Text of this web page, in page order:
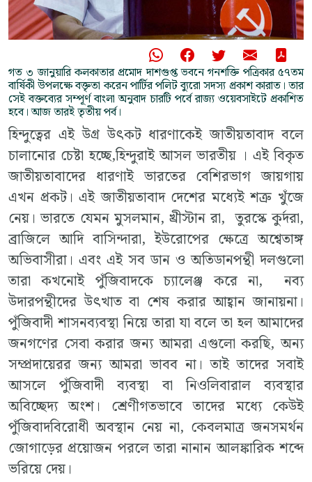
গত ৩ জানুয়ারি কলকাতার প্রমোদ দাশগুপ্ত ভবনে গনশক্তি পত্রিকার ৫৭তম
বার্ষিকী উপলক্ষে বক্তৃতা করেন পার্টির পলিট ব্যুরো সদস্য প্রকাশ কারাত। তার
সেই বক্তব্যের সম্পূর্ণ বাংলা অনুবাদ চারটি পর্বে রাজ্য ওয়েবসাইটে প্রকাশিত
হবে। আজ তারই তৃতীয় পর্ব।
হিন্দুত্বের এই উগ্র উৎকট ধারণাকেই জাতীয়তাবাদ বলে
চালানোর চেষ্টা হচ্ছে,হিন্দুরাই আসল ভারতীয় । এই বিকৃত
জাতীয়তাবাদের ধারণাই ভারতের বেশিরভাগ জায়গায়
এখন প্রকট। এই জাতীয়তাবাদ দেশের মধ্যেই শত্রু খুঁজে
নেয়। ভারতে যেমন মুসলমান, খ্রীস্টান রা, তুরস্কে কুর্দরা,
ব্রাজিলে আদি বাসিন্দারা, ইউরোপের ক্ষেত্রে অশ্বেতাঙ্গ
অভিবাসীরা। এবং এই সব ডান ও অতিডানপন্থী দলগুলো
তারা কখনোই পুঁজিবাদকে চ্যালেঞ্জ করে না, নব্য
উদারপন্থীদের উৎখাত বা শেষ করার আহ্বান জানায়না।
পুঁজিবাদী শাসনব্যবস্থা নিয়ে তারা যা বলে তা হল আমাদের
জনগণের সেবা করার জন্য আমরা এগুলো করছি, অন্য
সম্প্রদায়েরর জন্য আমরা ভাবব না। তাই তাদের সবাই
আসলে পুঁজিবাদী ব্যবস্থা বা নিওলিবারাল ব্যবস্থার
অবিচ্ছেদ্য অংশ। শ্রেণীগতভাবে তাদের মধ্যে কেউই
পুঁজিবাদবিরোধী অবস্থান নেয় না, কেবলমাত্র জনসমর্থন
জোগাড়ের প্রয়োজন পরলে তারা নানান আলঙ্কারিক শব্দে
ভরিয়ে দেয়।